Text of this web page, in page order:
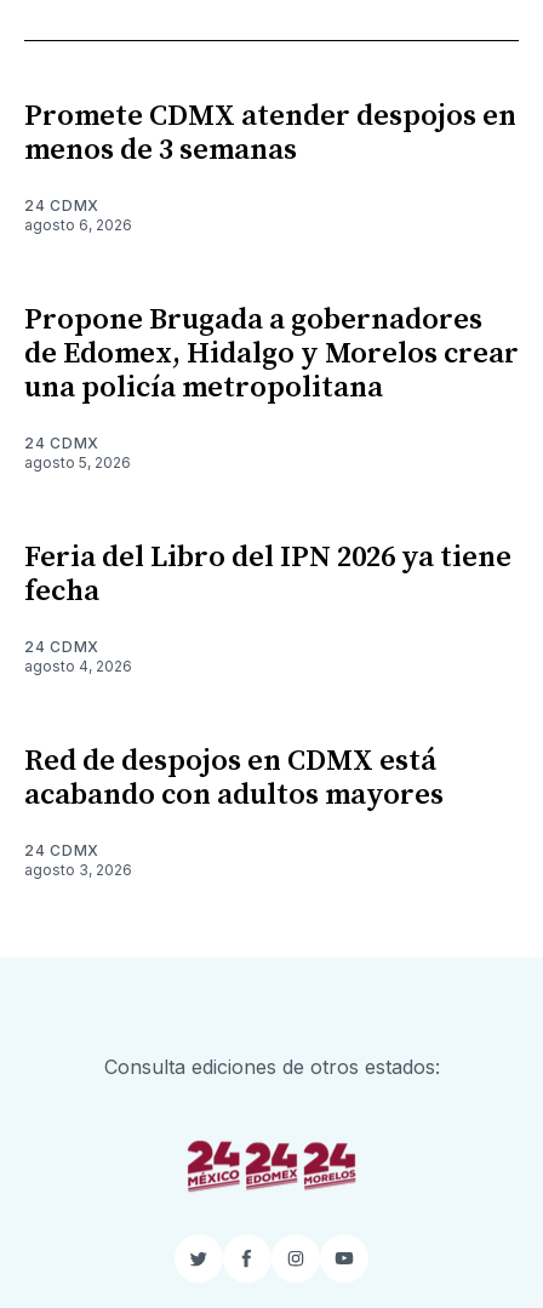
Promete CDMX atender despojos en
menos de 3 semanas
24 CDMX
agosto 6, 2026
Propone Brugada a gobernadores
de Edomex, Hidalgo y Morelos crear
una policía metropolitana
24 CDMX
agosto 5, 2026
Feria del Libro del IPN 2026 ya tiene
fecha
24 CDMX
agosto 4, 2026
Red de despojos en CDMX está
acabando con adultos mayores
24 CDMX
agosto 3, 2026
Consulta ediciones de otros estados:
TwitterFacebook
InstagramYouTube